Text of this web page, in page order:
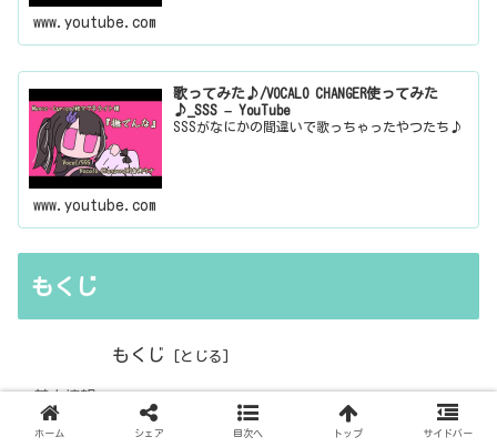
www.youtube.com
歌ってみた♪/VOCALO CHANGER使ってみた
♪_SSS – YouTube
SSSがなにかの間違いで歌っちゃったやつたち♪
www.youtube.com
もくじ
もくじ
基本情報
FILTER・ROUTING
ホーム シェア 目次へ トップ サイドバー